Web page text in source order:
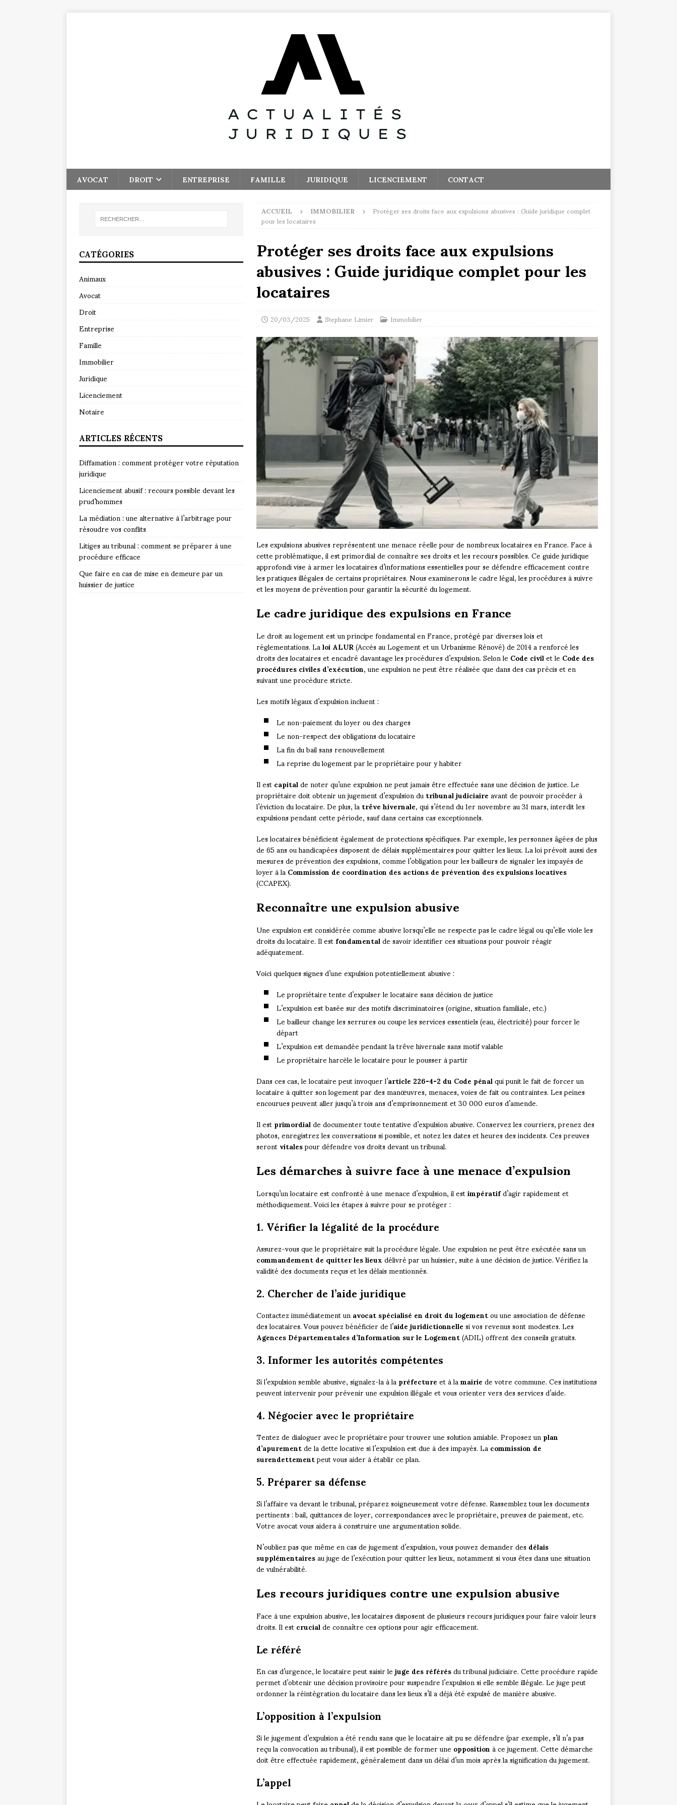
AVOCAT DROIT ENTREPRISE FAMILLE JURIDIQUE LICENCIEMENT CONTACT
ACCUEIL IMMOBILIER Protéger ses droits face aux expulsions abusives : Guide juridique complet
pour les locataires
Protéger ses droits face aux expulsions
abusives : Guide juridique complet pour les
locataires
20/03/2025 Stephane Limier Immobilier
Les expulsions abusives représentent une menace réelle pour de nombreux locataires en France. Face à
cette problématique, il est primordial de connaître ses droits et les recours possibles. Ce guide juridique
approfondi vise à armer les locataires d’informations essentielles pour se défendre efficacement contre
les pratiques illégales de certains propriétaires. Nous examinerons le cadre légal, les procédures à suivre
et les moyens de prévention pour garantir la sécurité du logement.
Le cadre juridique des expulsions en France
Le droit au logement est un principe fondamental en France, protégé par diverses lois et
réglementations. Laloi ALUR(Accès au Logement et un Urbanisme Rénové) de 2014 a renforcé les
droits des locataires et encadré davantage les procédures d’expulsion. Selon leCode civilet leCode des
procédures civiles d’exécution, une expulsion ne peut être réalisée que dans des cas précis et en
suivant une procédure stricte.
Les motifs légaux d’expulsion incluent :
Le non-paiement du loyer ou des charges
Le non-respect des obligations du locataire
La fin du bail sans renouvellement
La reprise du logement par le propriétaire pour y habiter
Il estcapitalde noter qu’une expulsion ne peut jamais être effectuée sans une décision de justice. Le
propriétaire doit obtenir un jugement d’expulsion dutribunal judiciaireavant de pouvoir procéder à
l’éviction du locataire. De plus, latrêve hivernale, qui s’étend du 1er novembre au 31 mars, interdit les
expulsions pendant cette période, sauf dans certains cas exceptionnels.
Les locataires bénéficient également de protections spécifiques. Par exemple, les personnes âgées de plus
de 65 ans ou handicapées disposent de délais supplémentaires pour quitter les lieux. La loi prévoit aussi des
mesures de prévention des expulsions, comme l’obligation pour les bailleurs de signaler les impayés de
loyer à laCommission de coordination des actions de prévention des expulsions locatives
(CCAPEX).
Reconnaître une expulsion abusive
Une expulsion est considérée comme abusive lorsqu’elle ne respecte pas le cadre légal ou qu’elle viole les
droits du locataire. Il estfondamentalde savoir identifier ces situations pour pouvoir réagir
adéquatement.
Voici quelques signes d’une expulsion potentiellement abusive :
Le propriétaire tente d’expulser le locataire sans décision de justice
L’expulsion est basée sur des motifs discriminatoires (origine, situation familiale, etc.)
Le bailleur change les serrures ou coupe les services essentiels (eau, électricité) pour forcer le
départ
L’expulsion est demandée pendant la trêve hivernale sans motif valable
Le propriétaire harcèle le locataire pour le pousser à partir
Dans ces cas, le locataire peut invoquer l’article 226-4-2 du Code pénalqui punit le fait de forcer un
locataire à quitter son logement par des manœuvres, menaces, voies de fait ou contraintes. Les peines
encourues peuvent aller jusqu’à trois ans d’emprisonnement et 30 000 euros d’amende.
Il estprimordialde documenter toute tentative d’expulsion abusive. Conservez les courriers, prenez des
photos, enregistrez les conversations si possible, et notez les dates et heures des incidents. Ces preuves
serontvitalespour défendre vos droits devant un tribunal.
Les démarches à suivre face à une menace d’expulsion
Lorsqu’un locataire est confronté à une menace d’expulsion, il estimpératifd’agir rapidement et
méthodiquement. Voici les étapes à suivre pour se protéger :
1. Vérifier la légalité de la procédure
Assurez-vous que le propriétaire suit la procédure légale. Une expulsion ne peut être exécutée sans un
commandement de quitter les lieuxdélivré par un huissier, suite à une décision de justice. Vérifiez la
validité des documents reçus et les délais mentionnés.
2. Chercher de l’aide juridique
Contactez immédiatement unavocat spécialisé en droit du logementou une association de défense
des locataires. Vous pouvez bénéficier de l’aide juridictionnellesi vos revenus sont modestes. Les
Agences Départementales d’Information sur le Logement(ADIL) offrent des conseils gratuits.
3. Informer les autorités compétentes
Si l’expulsion semble abusive, signalez-la à lapréfectureet à lamairiede votre commune. Ces institutions
peuvent intervenir pour prévenir une expulsion illégale et vous orienter vers des services d’aide.
4. Négocier avec le propriétaire
Tentez de dialoguer avec le propriétaire pour trouver une solution amiable. Proposez unplan
d’apurementde la dette locative si l’expulsion est due à des impayés. Lacommission de
surendettementpeut vous aider à établir ce plan.
5. Préparer sa défense
Si l’affaire va devant le tribunal, préparez soigneusement votre défense. Rassemblez tous les documents
pertinents : bail, quittances de loyer, correspondances avec le propriétaire, preuves de paiement, etc.
Votre avocat vous aidera à construire une argumentation solide.
N’oubliez pas que même en cas de jugement d’expulsion, vous pouvez demander desdélais
supplémentairesau juge de l’exécution pour quitter les lieux, notamment si vous êtes dans une situation
de vulnérabilité.
Les recours juridiques contre une expulsion abusive
Face à une expulsion abusive, les locataires disposent de plusieurs recours juridiques pour faire valoir leurs
droits. Il estcrucialde connaître ces options pour agir efficacement.
Le référé
En cas d’urgence, le locataire peut saisir lejuge des référésdu tribunal judiciaire. Cette procédure rapide
permet d’obtenir une décision provisoire pour suspendre l’expulsion si elle semble illégale. Le juge peut
ordonner la réintégration du locataire dans les lieux s’il a déjà été expulsé de manière abusive.
L’opposition à l’expulsion
Si le jugement d’expulsion a été rendu sans que le locataire ait pu se défendre (par exemple, s’il n’a pas
reçu la convocation au tribunal), il est possible de former uneoppositionà ce jugement. Cette démarche
doit être effectuée rapidement, généralement dans un délai d’un mois après la signification du jugement.
L’appel
CATÉGORIES
Animaux
Avocat
Droit
Entreprise
Famille
Immobilier
Juridique
Licenciement
Notaire
ARTICLES RÉCENTS
Diffamation : comment protéger votre réputation
juridique
Licenciement abusif : recours possible devant les
prud’hommes
La médiation : une alternative à l’arbitrage pour
résoudre vos conflits
Litiges au tribunal : comment se préparer à une
procédure efficace
Que faire en cas de mise en demeure par un
huissier de justice